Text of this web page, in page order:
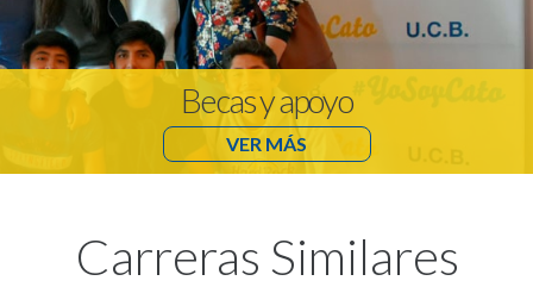
Becas y apoyo
VER MÁS
Carreras Similares